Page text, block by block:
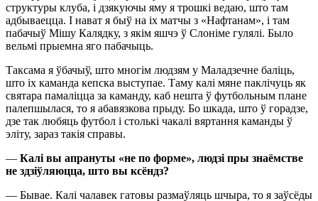
структуры клуба, і дзякуючы яму я трошкі ведаю, што там
адбываецца. І нават я быў на іх матчы з «Нафтанам», і там
пабачыў Мішу Калядку, з якім яшчэ ў Слоніме гулялі. Было
вельмі прыемна яго пабачыць.
Таксама я ўбачыў, што многім людзям у Маладзечне баліць,
што іх каманда кепска выступае. Таму калі мяне паклічуць як
святара памаліцца за каманду, каб нешта ў футбольным плане
палепшылася, то я абавязкова прыду. Бо шкада, што ў горадзе,
дзе так любяць футбол і столькі чакалі вяртання каманды ў
эліту, зараз такія справы.
— Калі вы апрануты «не по форме», людзі пры знаёмстве
не здзіўляюцца, што вы ксёндз?
— Бывае. Калі чалавек гатовы размаўляць шчыра, то я заўсёды